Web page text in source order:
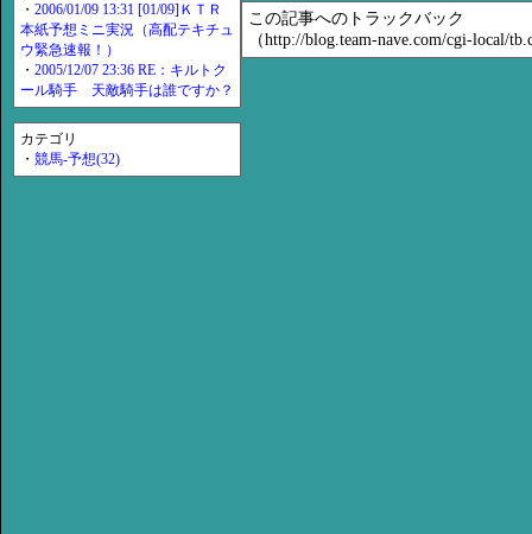
・ 2006/01/09 13:31 [01/09]ＫＴＲ
本紙予想ミニ実況（高配テキチュ
ウ緊急速報！）
・ 2005/12/07 23:36 RE：キルトク
ール騎手 天敵騎手は誰ですか？
カテゴリ
・ 競馬-予想(32)
この記事へのトラックバック
（http://blog.team-nave.com/cgi-local/